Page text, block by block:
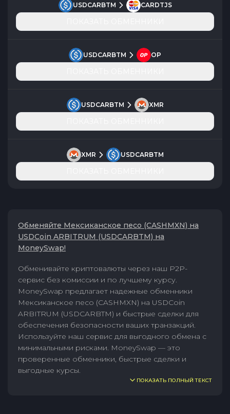
USDCARBTM CARDTJS
USDCARBTM OP
USDCARBTM XMR
XMR USDCARBTM
Обменяйте Мексиканское песо (CASHMXN) на
USDCoin ARBITRUM (USDCARBTM) на
MoneySwap!
Обменивайте криптовалюты через наш P2P-
сервис без комиссии и по лучшему курсу.
MoneySwap предлагает надежные обменники
Мексиканское песо (CASHMXN) на USDCoin
ARBITRUM (USDCARBTM) и быстрые сделки для
обеспечения безопасности ваших транзакций.
Используйте наш сервис для выгодного обмена с
минимальными рисками. MoneySwap — это
проверенные обменники, быстрые сделки и
выгодные курсы.
ПОКАЗАТЬ ПОЛНЫЙ ТЕКСТ